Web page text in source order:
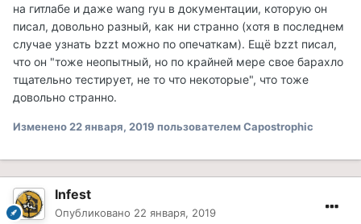
на гитлабе и даже wang ryu в документации, которую он
писал, довольно разный, как ни странно (хотя в последнем
случае узнать bzzt можно по опечаткам). Ещё bzzt писал,
что он "тоже неопытный, но по крайней мере свое барахло
тщательно тестирует, не то что некоторые", что тоже
довольно странно.
Изменено 22 января, 2019 пользователем Capostrophic
Infest
Опубликовано 22 января, 2019